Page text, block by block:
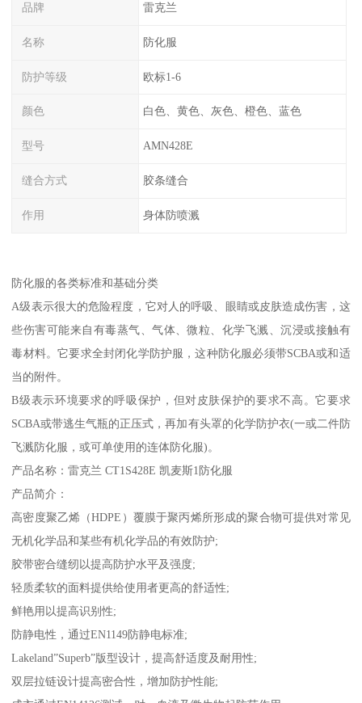
品牌 雷克兰
名称 防化服
防护等级 欧标1-6
颜色 白色、黄色、灰色、橙色、蓝色
型号 AMN428E
缝合方式 胶条缝合
作用 身体防喷溅
防化服的各类标准和基础分类
A级表示很大的危险程度，它对人的呼吸、眼睛或皮肤造成伤害，这
些伤害可能来自有毒蒸气、气体、微粒、化学飞溅、沉浸或接触有
毒材料。它要求全封闭化学防护服，这种防化服必须带SCBA或和适
当的附件。
B级表示环境要求的呼吸保护，但对皮肤保护的要求不高。它要求
SCBA或带逃生气瓶的正压式，再加有头罩的化学防护衣(一或二件防
飞溅防化服，或可单使用的连体防化服)。
产品名称：雷克兰 CT1S428E 凯麦斯1防化服
产品简介：
高密度聚乙烯（HDPE）覆膜于聚丙烯所形成的聚合物可提供对常见
无机化学品和某些有机化学品的有效防护;
胶带密合缝纫以提高防护水平及强度;
轻质柔软的面料提供给使用者更高的舒适性;
鲜艳用以提高识别性;
防静电性，通过EN1149防静电标准;
Lakeland”Superb”版型设计，提高舒适度及耐用性;
双层拉链设计提高密合性，增加防护性能;